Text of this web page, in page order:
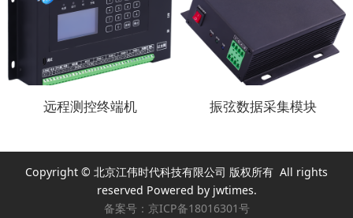
远程测控终端机 振弦数据采集模块
Copyright © 北京江伟时代科技有限公司 版权所有 All rights
reserved Powered by jwtimes.
备案号： 京ICP备18016301号